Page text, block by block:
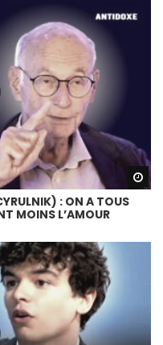
: ON A TOUS
MOINS L’AMOUR